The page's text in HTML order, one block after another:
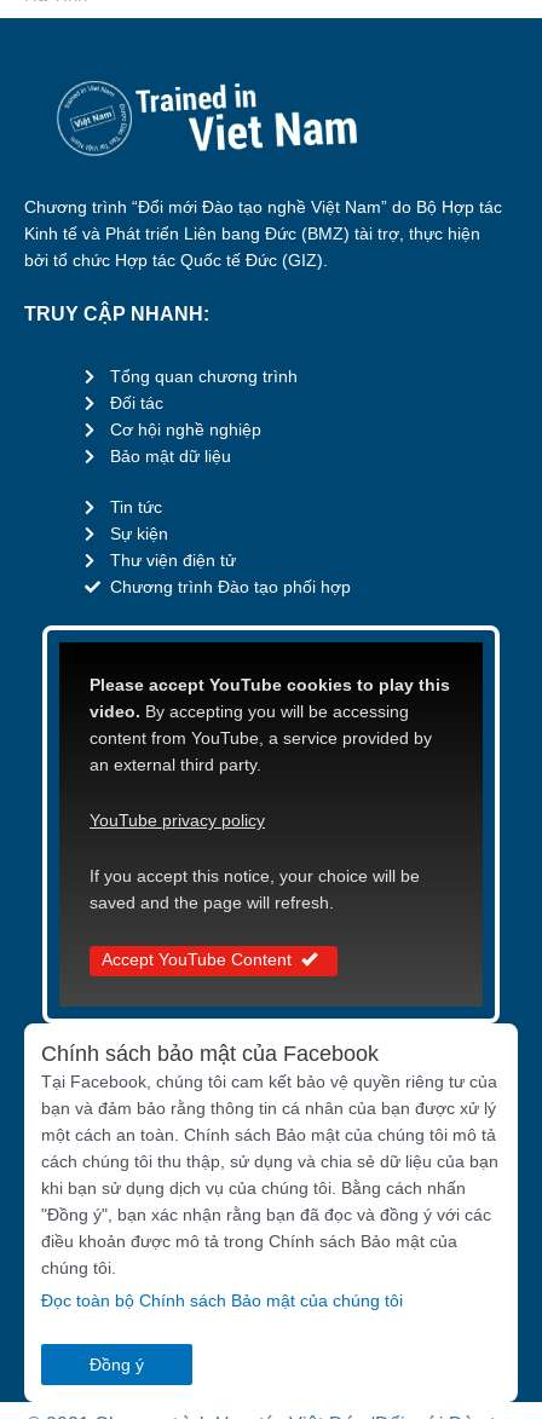
Chương trình “Đổi mới Đào tạo nghề Việt Nam” do Bộ Hợp tác
Kinh tế và Phát triển Liên bang Đức (BMZ) tài trợ, thực hiện
bởi tổ chức Hợp tác Quốc tế Đức (GIZ).
TRUY CẬP NHANH:
Tổng quan chương trình
Đối tác
Cơ hội nghề nghiệp
Bảo mật dữ liệu
Tin tức
Sự kiện
Thư viện điện tử
Chương trình Đào tạo phối hợp
Please accept YouTube cookies to play this
video. By accepting you will be accessing
content from YouTube, a service provided by
an external third party.
YouTube privacy policy
If you accept this notice, your choice will be
saved and the page will refresh.
Accept YouTube Content
Chính sách bảo mật của Facebook
Tại Facebook, chúng tôi cam kết bảo vệ quyền riêng tư của
bạn và đảm bảo rằng thông tin cá nhân của bạn được xử lý
một cách an toàn. Chính sách Bảo mật của chúng tôi mô tả
cách chúng tôi thu thập, sử dụng và chia sẻ dữ liệu của bạn
khi bạn sử dụng dịch vụ của chúng tôi. Bằng cách nhấn
"Đồng ý", bạn xác nhận rằng bạn đã đọc và đồng ý với các
điều khoản được mô tả trong Chính sách Bảo mật của
chúng tôi.
Đọc toàn bộ Chính sách Bảo mật của chúng tôi
Đồng ý